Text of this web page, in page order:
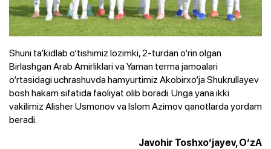
Shuni ta’kidlab o‘tishimiz lozimki, 2-turdan o‘rin olgan
Birlashgan Arab Amirliklari va Yaman terma jamoalari
o‘rtasidagi uchrashuvda hamyurtimiz Akobirxo‘ja Shukrullayev
bosh hakam sifatida faoliyat olib boradi. Unga yana ikki
vakilimiz Alisher Usmonov va Islom Azimov qanotlarda yordam
beradi.
Javohir Toshxo‘jayev, O‘zA